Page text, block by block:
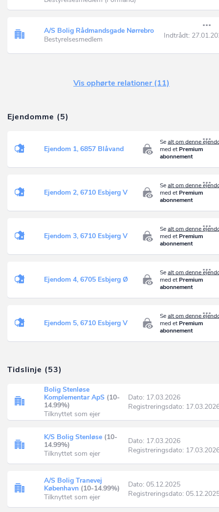
A/S Bolig Rådmandsgade Nørrebro
Bestyrelsesmedlem
Indtrådt:
Vis ophørte relationer (11)
Ejendomme (5)
Sealt om denne
med et Premium
abonnement
Ejendom 1, 6857 Blåvand
Sealt om denne
med et Premium
abonnement
Ejendom 2, 6710 Esbjerg V
Sealt om denne
med et Premium
abonnement
Ejendom 3, 6710 Esbjerg V
Sealt om denne
med et Premium
abonnement
Ejendom 4, 6705 Esbjerg Ø
Sealt om denne
med et Premium
abonnement
Ejendom 5, 6710 Esbjerg V
Tidslinje (53)
Bolig Stenløse
Komplementar ApS (10-
14.99%)
Tilknyttet som ejer
Dato: 17.03.2026
Registreringsdato:
K/S Bolig Stenløse (10-
14.99%)
Tilknyttet som ejer
Dato: 17.03.2026
Registreringsdato:
A/S Bolig Tranevej
København (10-14.99%)
Tilknyttet som ejer
Dato: 05.12.2025
Registreringsdato: